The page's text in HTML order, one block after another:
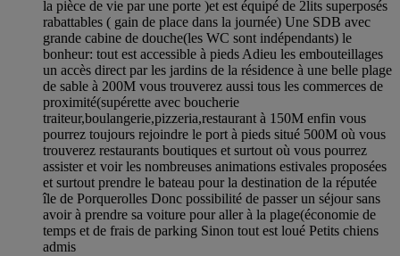
la pièce de vie par une porte )et est équipé de 2lits superposés
rabattables ( gain de place dans la journée) Une SDB avec
grande cabine de douche(les WC sont indépendants) le
bonheur: tout est accessible à pieds Adieu les embouteillages
un accès direct par les jardins de la résidence à une belle plage
de sable à 200M vous trouverez aussi tous les commerces de
proximité(supérette avec boucherie
traiteur,boulangerie,pizzeria,restaurant à 150M enfin vous
pourrez toujours rejoindre le port à pieds situé 500M où vous
trouverez restaurants boutiques et surtout où vous pourrez
assister et voir les nombreuses animations estivales proposées
et surtout prendre le bateau pour la destination de la réputée
île de Porquerolles Donc possibilité de passer un séjour sans
avoir à prendre sa voiture pour aller à la plage(économie de
temps et de frais de parking Sinon tout est loué Petits chiens
admis